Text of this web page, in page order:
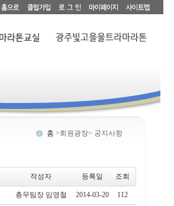
홈 >회원광장> 공지사항
작성자 등록일 조회
총무팀장 임영철 2014-03-20 112